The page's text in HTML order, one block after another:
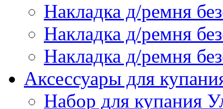
Накладка д/ремня
Накладка д/ремня
Накладка д/ремня
Аксессуары для
Набор для купания